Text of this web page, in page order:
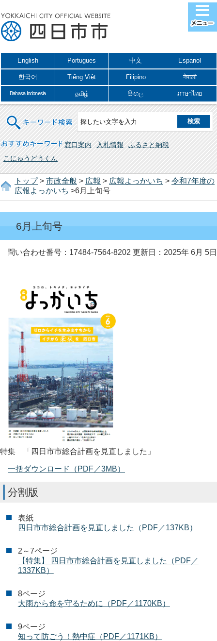
English Portugues 中文 Espanol
한국어 Tiếng Việt Filipino नेपाली
Bahasa Indonesia தமிழ் සිංහල ภาษาไทย
キーワード検索
おすすめキーワード 窓口案内 入札情報
ふるさと納税
こにゅうどうくん
トップ> 市政全般 > 広報 > 広報よっかいち > 令和7年度の
広報よっかいち >6月上旬号
6月上旬号
問い合わせ番号：17484-7564-8202 更新日：2025年 6月 5日
特集 「四日市市総合計画を見直しました」
一括ダウンロード（PDF／3MB）
分割版
表紙
四日市市総合計画を見直しました（PDF／137KB）
2～7ページ
【特集】 四日市市総合計画を見直しました（PDF／
1337KB）
8ページ
大雨から命を守るために（PDF／1170KB）
9ページ
知って防ごう！熱中症（PDF／1171KB）